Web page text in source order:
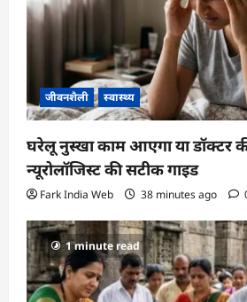
जीवनशैली स्वास्थ्य
घरेलू नुस्खा काम आएगा या डॉक्टर
न्यूरोलॉजिस्ट की सटीक गाइड
Fark India Web 38 minutes ago
1 minute read